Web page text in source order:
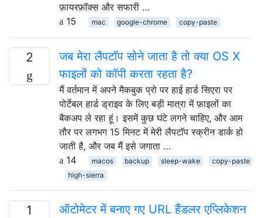
फ़ायरफ़ॉक्स और सफारी …
15
mac google-chrome copy-paste
2
जब मेरा लैपटॉप सोने जाता है तो क्या OS X
फाइलों को कॉपी करता रहता है?
मैं वर्तमान में अपने मैकबुक प्रो पर हाई हार्ड सिएरा पर
पोर्टेबल हार्ड ड्राइव के लिए बड़ी मात्रा में फ़ाइलों का
बैकअप ले रहा हूं। इसमें कुछ घंटे लगने चाहिए, और आम
तौर पर लगभग 15 मिनट में मेरी लैपटॉप स्क्रीन डार्क हो
जाती है, और जब मैं इसे जगाता …
14
macos backup sleep-wake
copy-paste
high-sierra
1
ऑटोमेटर में बनाए गए URL हैंडलर एप्लिकेशन